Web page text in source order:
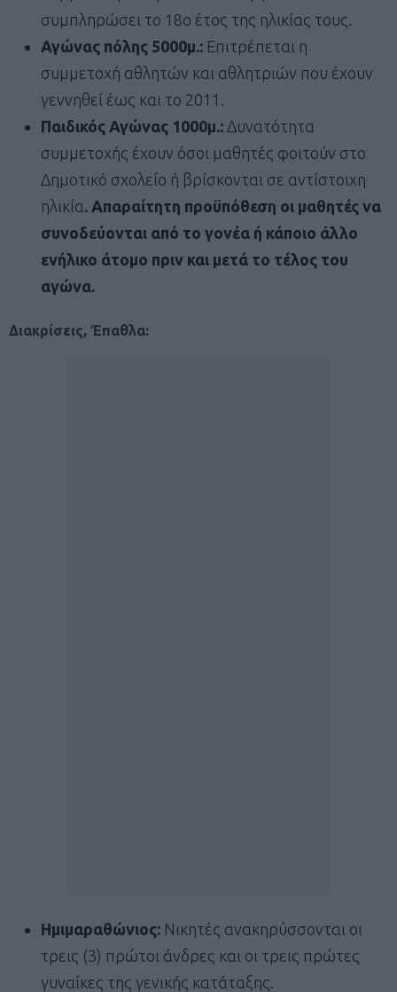
συμπληρώσει το 18ο έτος της ηλικίας τους.
Αγώνας πόλης 5000μ.: Επιτρέπεται η
συμμετοχή αθλητών και αθλητριών που έχουν
γεννηθεί έως και το 2011.
Παιδικός Αγώνας 1000μ.: Δυνατότητα
συμμετοχής έχουν όσοι μαθητές φοιτούν στο
Δημοτικό σχολείο ή βρίσκονται σε αντίστοιχη
ηλικία. Απαραίτητη προϋπόθεση οι μαθητές να
συνοδεύονται από το γονέα ή κάποιο άλλο
ενήλικο άτομο πριν και μετά το τέλος του
αγώνα.
Διακρίσεις, Έπαθλα:
Ημιμαραθώνιος: Νικητές ανακηρύσσονται οι
τρεις (3) πρώτοι άνδρες και οι τρεις πρώτες
γυναίκες της γενικής κατάταξης.